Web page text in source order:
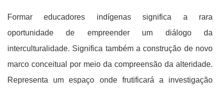
Formar educadores indígenas significa a rara
oportunidade de empreender um diálogo da
interculturalidade. Significa também a construção de novo
marco conceitual por meio da compreensão da alteridade.
Representa um espaço onde frutificará a investigação